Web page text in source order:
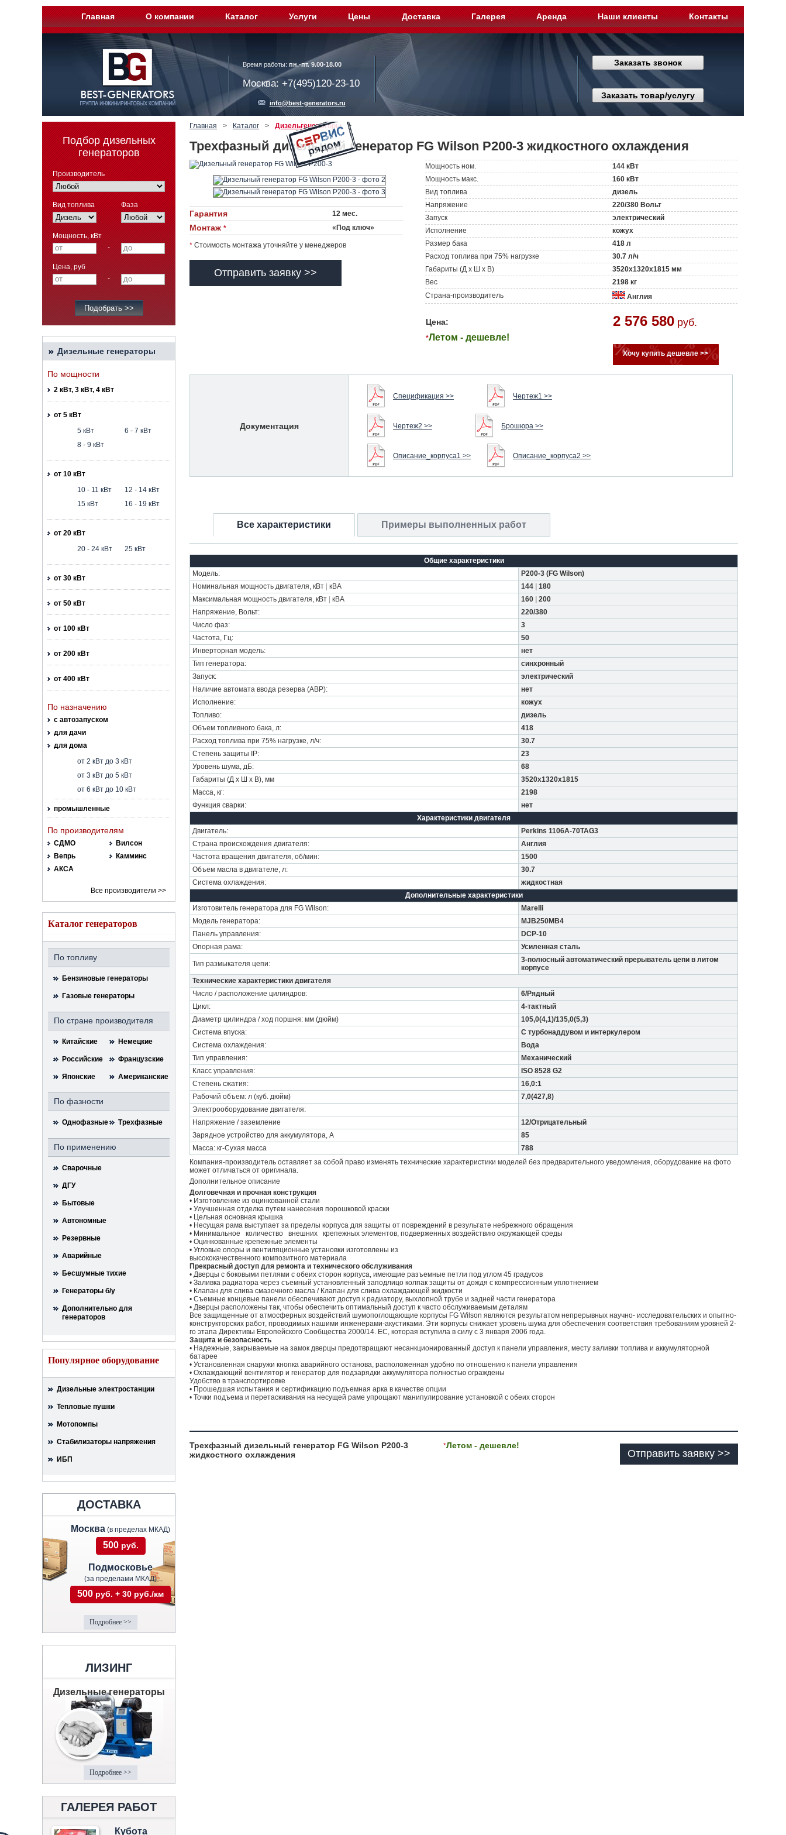
Главная О компании Каталог Услуги Цены Доставка Галерея Аренда Наши клиенты Контакты
Время работы: пн.-пт. 9.00-18.00
Москва: +7(495)120-23-10
info@best-generators.ru
Заказать звонок
Заказать товар/услугу
Подбор дизельных
генераторов
Производитель
Вид топлива Фаза
Мощность, кВт
-
Цена, руб
-
Дизельные генераторы
По мощности
2 кВт, 3 кВт, 4 кВт
от 5 кВт
5 кВт
6 - 7 кВт
8 - 9 кВт
от 10 кВт
10 - 11 кВт
12 - 14 кВт
15 кВт
16 - 19 кВт
от 20 кВт
20 - 24 кВт
25 кВт
от 30 кВт
от 50 кВт
от 100 кВт
от 200 кВт
от 400 кВт
По назначению
с автозапуском
для дачи
для дома
от 2 кВт до 3 кВт
от 3 кВт до 5 кВт
от 6 кВт до 10 кВт
промышленные
По производителям
СДМО
Вилсон
Вепрь
Камминс
АКСА
Все производители >>
Каталог генераторов
По топливу
Бензиновые генераторы
Газовые генераторы
По стране производителя
Китайские Немецкие
Российские Французские
Японские Американские
По фазности
Однофазные Трехфазные
По применению
Сварочные
ДГУ
Бытовые
Автономные
Резервные
Аварийные
Бесшумные тихие
Генераторы б/у
Дополнительно для
генераторов
Популярное оборудование
Дизельные электростанции
Тепловые пушки
Мотопомпы
Стабилизаторы напряжения
ИБП
ДОСТАВКА
Москва (в пределах МКАД)
500 руб.
Подмосковье
(за пределами МКАД)
500 руб. + 30 руб./км
Подробнее >>
ЛИЗИНГ
Дизельные генераторы
Подробнее >>
ГАЛЕРЕЯ РАБОТ
Кубота
Главная > Каталог > Дизельгенераторы >
Трехфазный дизельный генератор FG Wilson P200-3 жидкостного охлаждения
Гарантия 12 мес.
Монтаж * «Под ключ»
* Стоимость монтажа уточняйте у менеджеров
Отправить заявку >>
Мощность ном.
144 кВт
Мощность макс.
160 кВт
Вид топлива
дизель
Напряжение
220/380 Вольт
Запуск
электрический
Исполнение
кожух
Размер бака
418 л
Расход топлива при 75% нагрузке
30.7 л/ч
Габариты (Д х Ш х В)
3520x1320x1815 мм
Вес
2198 кг
Страна-производитель
Англия
Цена: 2 576 580 руб.
*Летом - дешевле!
Хочу купить дешевле >>
Документация
Спецификация >> Чертеж1 >>
Чертеж2 >> Брошюра >>
Описание_корпуса1 >> Описание_корпуса2 >>
Все характеристики Примеры выполненных работ
Общие характеристики
Модель:
P200-3 (FG Wilson)
Номинальная мощность двигателя, кВт
кВА 144
180
Максимальная мощность двигателя, кВт
кВА 160
200
Напряжение, Вольт:
220/380
Число фаз:
3
Частота, Гц:
50
Инверторная модель:
нет
Тип генератора:
синхронный
Запуск:
электрический
Наличие автомата ввода резерва (АВР):
нет
Исполнение:
кожух
Топливо:
дизель
Объем топливного бака, л:
418
Расход топлива при 75% нагрузке, л/ч:
30.7
Степень защиты IP:
23
Уровень шума, дБ:
68
Габариты (Д х Ш х В), мм
3520x1320x1815
Масса, кг:
2198
Функция сварки:
нет
Характеристики двигателя
Двигатель:
Perkins 1106A-70TAG3
Страна происхождения двигателя:
Англия
Частота вращения двигателя, об/мин:
1500
Объем масла в двигателе, л:
30.7
Система охлаждения:
жидкостная
Дополнительные характеристики
Изготовитель генератора для FG Wilson:
Marelli
Модель генератора:
MJB250MB4
Панель управления:
DCP-10
Опорная рама:
Усиленная сталь
Тип размыкателя цепи:
3-полюсный автоматический прерыватель цепи в литом
корпусе
Технические характеристики двигателя
Число / расположение цилиндров:
6/Рядный
Цикл:
4-тактный
Диаметр цилиндра / ход поршня: мм (дюйм)
105,0(4,1)/135,0(5,3)
Система впуска:
С турбонаддувом и интеркулером
Система охлаждения:
Вода
Тип управления:
Механический
Класс управления:
ISO 8528 G2
Степень сжатия:
16,0:1
Рабочий объем: л (куб. дюйм)
7,0(427,8)
Электрооборудование двигателя:
Напряжение / заземление
12/Отрицательный
Зарядное устройство для аккумулятора, А
85
Масса: кг-Сухая масса
788
Компания-производитель оставляет за собой право изменять технические характеристики моделей без предварительного уведомления, оборудование на фото
может отличаться от оригинала.
Дополнительное описание
Долговечная и прочная конструкция
• Изготовление из оцинкованной стали
• Улучшенная отделка путем нанесения порошковой краски
• Цельная основная крышка
• Несущая рама выступает за пределы корпуса для защиты от повреждений в результате небрежного обращения
• Минимальное количество внешних крепежных элементов, подверженных воздействию окружающей среды
• Оцинкованные крепежные элементы
• Угловые опоры и вентиляционные установки изготовлены из
высококачественного композитного материала
Прекрасный доступ для ремонта и технического обслуживания
• Дверцы с боковыми петлями с обеих сторон корпуса, имеющие разъемные петли под углом 45 градусов
• Заливка радиатора через съемный установленный заподлицо колпак защиты от дождя с компрессионным уплотнением
• Клапан для слива смазочного масла / Клапан для слива охлаждающей жидкости
• Съемные концевые панели обеспечивают доступ к радиатору, выхлопной трубе и задней части генератора
• Дверцы расположены так, чтобы обеспечить оптимальный доступ к часто обслуживаемым деталям
Все защищенные от атмосферных воздействий шумопоглощающие корпусы FG Wilson являются результатом непрерывных научно- исследовательских и опытно-
конструкторских работ, проводимых нашими инженерами-акустиками. Эти корпусы снижает уровень шума для обеспечения соответствия требованиям уровней 2-
го этапа Директивы Европейского Сообщества 2000/14. ЕС, которая вступила в силу с 3 января 2006 года.
Защита и безопасность
• Надежные, закрываемые на замок дверцы предотвращают несанкционированный доступ к панели управления, месту заливки топлива и аккумуляторной
батарее
• Установленная снаружи кнопка аварийного останова, расположенная удобно по отношению к панели управления
• Охлаждающий вентилятор и генератор для подзарядки аккумулятора полностью ограждены
Удобство в транспортировке
• Прошедшая испытания и сертификацию подъемная арка в качестве опции
• Точки подъема и перетаскивания на несущей раме упрощают манипулирование установкой с обеих сторон
Трехфазный дизельный генератор FG Wilson P200-3
жидкостного охлаждения
*Летом - дешевле!
Отправить заявку >>